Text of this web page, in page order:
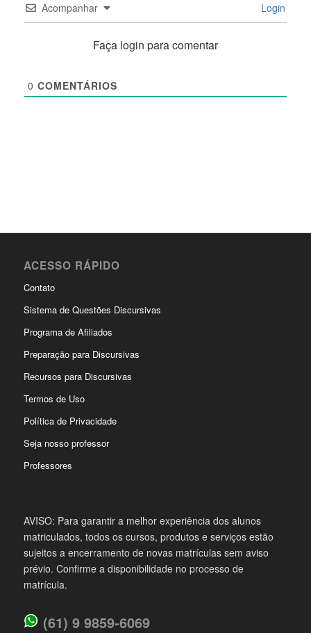
Acompanhar Login
Faça login para comentar
0 COMENTÁRIOS
ACESSO RÁPIDO
Contato
Sistema de Questões Discursivas
Programa de Afiliados
Preparação para Discursivas
Recursos para Discursivas
Termos de Uso
Política de Privacidade
Seja nosso professor
Professores
AVISO: Para garantir a melhor experiência dos alunos
matriculados, todos os cursos, produtos e serviços estão
sujeitos a encerramento de novas matrículas sem aviso
prévio. Confirme a disponibilidade no processo de
matrícula.
(61) 9 9859-6069